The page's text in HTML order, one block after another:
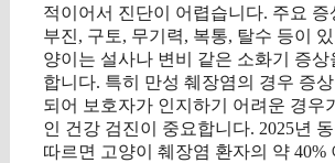
적이어서 진단이 어렵습니다. 주요 증
부진, 구토, 무기력, 복통, 탈수 등이
양이는 설사나 변비 같은 소화기 증상
합니다. 특히 만성 췌장염의 경우 증
되어 보호자가 인지하기 어려운 경우
인 건강 검진이 중요합니다. 2025년
따르면 고양이 췌장염 환자의 약 40%